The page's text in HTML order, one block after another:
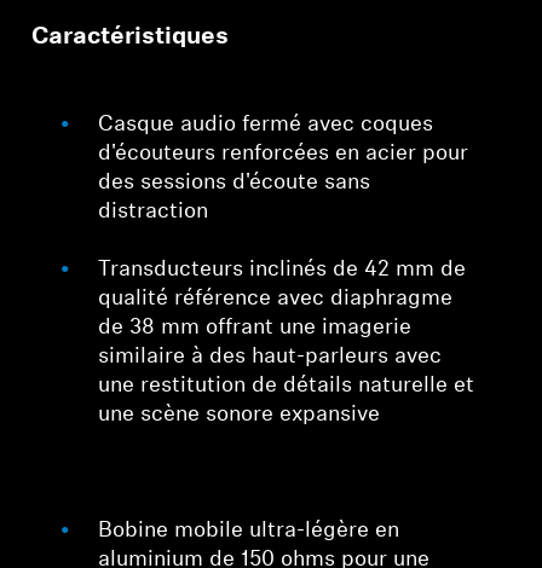
Caractéristiques
Casque audio fermé avec coques
d'écouteurs renforcées en acier pour
des sessions d'écoute sans
distraction
Transducteurs inclinés de 42 mm de
qualité référence avec diaphragme
de 38 mm offrant une imagerie
similaire à des haut-parleurs avec
une restitution de détails naturelle et
une scène sonore expansive
Bobine mobile ultra-légère en
aluminium de 150 ohms pour une